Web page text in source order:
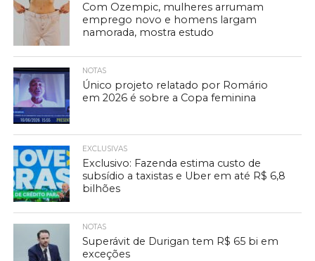
Com Ozempic, mulheres arrumam
emprego novo e homens largam
namorada, mostra estudo
NOTAS
Único projeto relatado por Romário
em 2026 é sobre a Copa feminina
EXCLUSIVAS
Exclusivo: Fazenda estima custo de
subsídio a taxistas e Uber em até R$ 6,8
bilhões
NOTAS
Superávit de Durigan tem R$ 65 bi em
exceções